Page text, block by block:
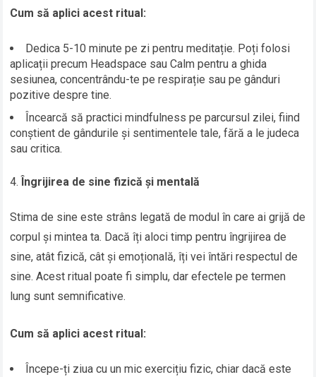
Cum să aplici acest ritual:
Dedica 5-10 minute pe zi pentru meditație. Poți folosi
aplicații precum Headspace sau Calm pentru a ghida
sesiunea, concentrându-te pe respirație sau pe gânduri
pozitive despre tine.
Încearcă să practici mindfulness pe parcursul zilei, fiind
conștient de gândurile și sentimentele tale, fără a le judeca
sau critica.
Îngrijirea de sine fizică și mentală
Stima de sine este strâns legată de modul în care ai grijă de
corpul și mintea ta. Dacă îți aloci timp pentru îngrijirea de
sine, atât fizică, cât și emoțională, îți vei întări respectul de
sine. Acest ritual poate fi simplu, dar efectele pe termen
lung sunt semnificative.
Cum să aplici acest ritual:
Începe-ți ziua cu un mic exercițiu fizic, chiar dacă este